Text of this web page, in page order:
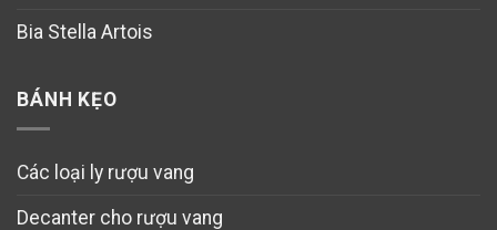
Bia Stella Artois
BÁNH KẸO
Các loại ly rượu vang
Decanter cho rượu vang